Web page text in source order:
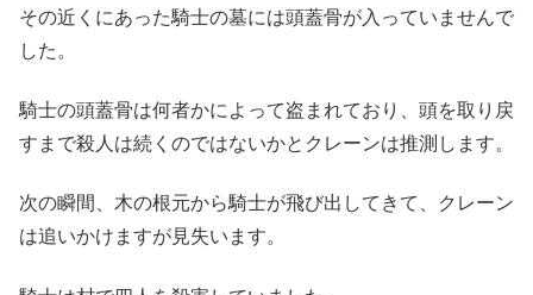
その近くにあった騎士の墓には頭蓋骨が入っていませんで
した。
騎士の頭蓋骨は何者かによって盗まれており、頭を取り戻
すまで殺人は続くのではないかとクレーンは推測します。
次の瞬間、木の根元から騎士が飛び出してきて、クレーン
は追いかけますが見失います。